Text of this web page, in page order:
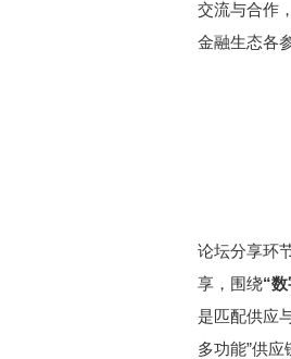
交流与合作
金融生态各
论坛分享环
享，围绕“
是匹配供应
多功能”供